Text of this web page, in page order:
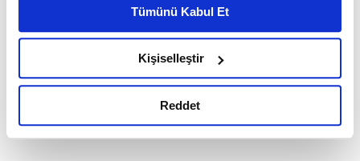
Metnimizi ziyaret edebilirsiniz.
6698 sayılı Kişisel Verilerin Korunması Kanunu uyarınca
okumak ve sitemizi ziyaretiniz kapsamında
gerçekleştirilen veri işleme faaliyetleri ile ilgili daha
detaylı bilgi almak için lütfentıklayınız.
Tümünü Kabul Et
Kişiselleştir
Reddet